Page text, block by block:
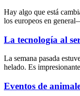
Hay algo que está
los europeos en
La tecnología al
La semana pasada
helado. Es
Eventos de